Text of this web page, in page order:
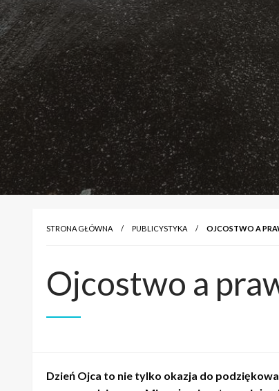
STRONA GŁÓWNA PUBLICYSTYKA OJCOSTWO A
Ojcostwo a
Dzień Ojca to nie tylko okazja do